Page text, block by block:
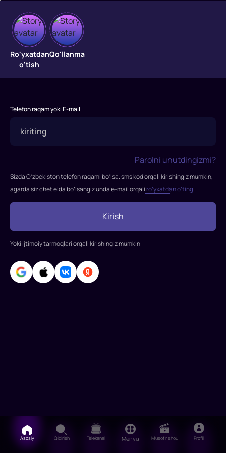
Taqdir
hazili
"Taqdir
1975-
tasvirga
Eldar
Ryazanov
Brylska,
Yuriy
Yakovlev,
Aleksandr
Ro'yxatdan
o'tish
Qo'llanma
Telefon raqam yoki E-mail
Parolni unutdingizmi?
Sizda O’zbekiston telefon raqami bo’lsa. sms kod orqali kirishingiz mumkin,
agarda siz chet elda bo’lsangiz unda e-mail orqali ro’yxatdan o’ting
Kirish
Yoki ijtimoiy tarmoqlari orqali kirishingiz mumkin
Asosiy Qidirish Telekanal Menyu Musofir shou Profil